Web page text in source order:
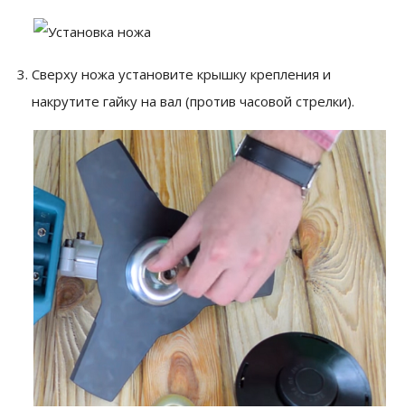
Сверху ножа установите крышку крепления и
накрутите гайку на вал (против часовой стрелки).